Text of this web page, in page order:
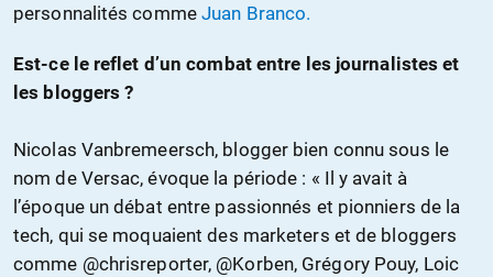
personnalités comme Juan Branco.
Est-ce le reflet d’un combat entre les journalistes et
les bloggers ?
Nicolas Vanbremeersch, blogger bien connu sous le
nom de Versac, évoque la période : « Il y avait à
l’époque un débat entre passionnés et pionniers de la
tech, qui se moquaient des marketers et de bloggers
comme @chrisreporter, @Korben, Grégory Pouy, Loic